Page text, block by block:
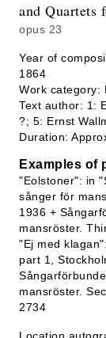
and Quartets
opus 23
Year of
1864
Work category:
Text author: 1:
?; 5: Ernst
Duration:
Examples of
"Eolstoner": in
sånger för
1936 +
mansröster.
"Ej med
part 1,
mansröster.
2734